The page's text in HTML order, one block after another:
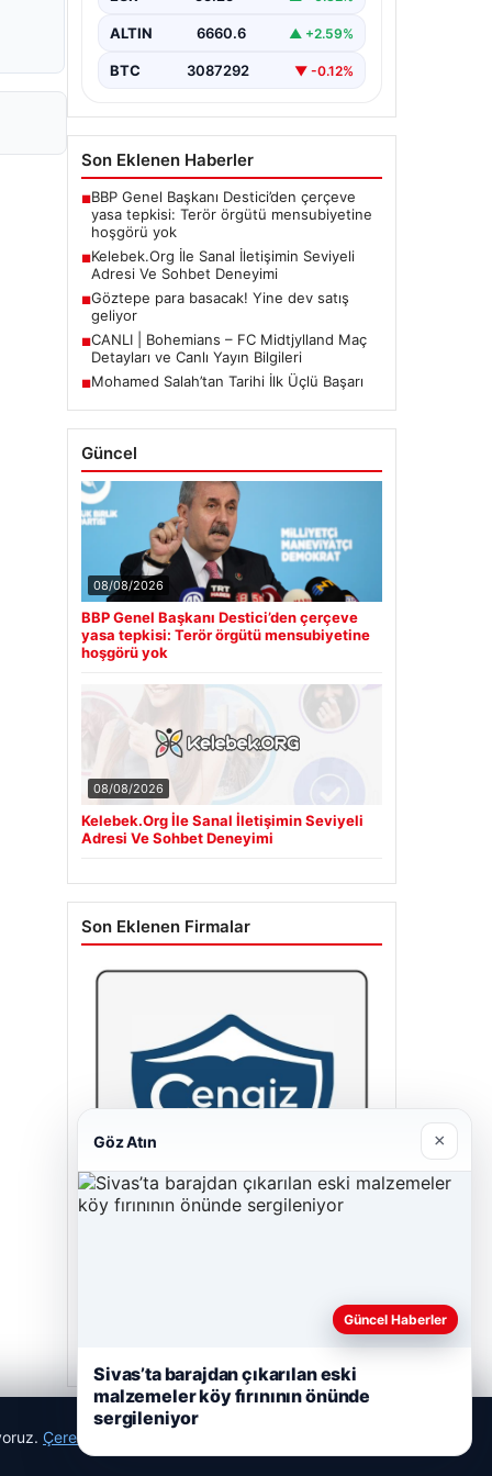
ALTIN 6660.6 ▲ +2.59%
BTC 3087292 ▼ -0.12%
Son Eklenen Haberler
■BBP Genel Başkanı Destici’den çerçeve
yasa tepkisi: Terör örgütü mensubiyetine
hoşgörü yok
■Kelebek.Org İle Sanal İletişimin Seviyeli
Adresi Ve Sohbet Deneyimi
■Göztepe para basacak! Yine dev satış
geliyor
■CANLI | Bohemians – FC Midtjylland Maç
Detayları ve Canlı Yayın Bilgileri
■Mohamed Salah’tan Tarihi İlk Üçlü Başarı
Güncel
08/08/2026
BBP Genel Başkanı Destici’den çerçeve
yasa tepkisi: Terör örgütü mensubiyetine
hoşgörü yok
08/08/2026
Kelebek.Org İle Sanal İletişimin Seviyeli
Adresi Ve Sohbet Deneyimi
Son Eklenen Firmalar
Çerez Politikamız
Göz Atın ×
Güncel Haberler
Sivas’ta barajdan çıkarılan eski
malzemeler köy fırınının önünde
sergileniyor